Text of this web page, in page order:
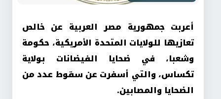
أعربت جمهورية مصر العربية عن خالص
تعازيها للولايات المتحدة الأمريكية، حكومة
وشعبا، في ضحايا الفيضانات بولاية
تكساس، والتي أسفرت عن سقوط عدد من
الضحايا والمصابين.